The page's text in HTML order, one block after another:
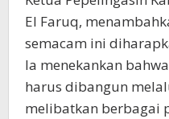
El Faruq,
semacam ini
Ia menekankan
harus dibangun
melibatkan berbagai